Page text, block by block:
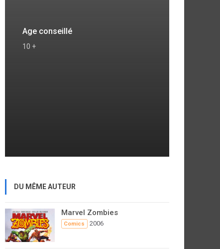
Age conseillé
10 +
DU MÊME AUTEUR
Marvel Zombies
Comics 2006